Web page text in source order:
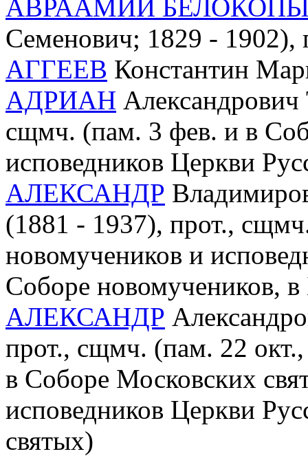
АВРААМИЙ
Семенович; 1829 - 1902),
АГГЕЕВ Константин
АДРИАН
сщмч. (пам. 3 фев. и в
исповедников Церкви
АЛЕКСАНДР
(1881 - 1937), прот.,
новомучеников и
Соборе новомучеников,
АЛЕКСАНДР
прот., сщмч. (пам. 22
в Соборе Московских
исповедников Церкви
святых)